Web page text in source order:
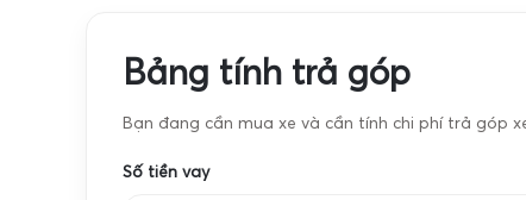
phẩm APTP-453 100g để có thêm nhiều lựa chọn
Cân điện tử mini APTP 453 100g độ chính
Bảng tính trả góp
Bạn đang cần mua xe và cần tính chi phí trả góp
Số tiền vay